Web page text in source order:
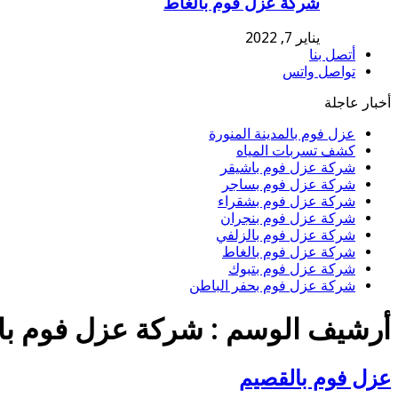
يناير 7, 2022
أتصل بنا
تواصل واتس
أخبار عاجلة
عزل فوم بالمدينة المنورة
كشف تسربات المياه
شركة عزل فوم باشيقر
شركة عزل فوم بساجر
شركة عزل فوم بشقراء
شركة عزل فوم بنجران
شركة عزل فوم بالزلفي
شركة عزل فوم بالغاط
شركة عزل فوم بتبوك
شركة عزل فوم بحفر الباطن
أرشيف الوسم : شركة عزل فوم
عزل فوم بالقصيم